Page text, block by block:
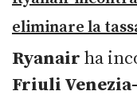
eliminare la
Ryanair ha
Friuli